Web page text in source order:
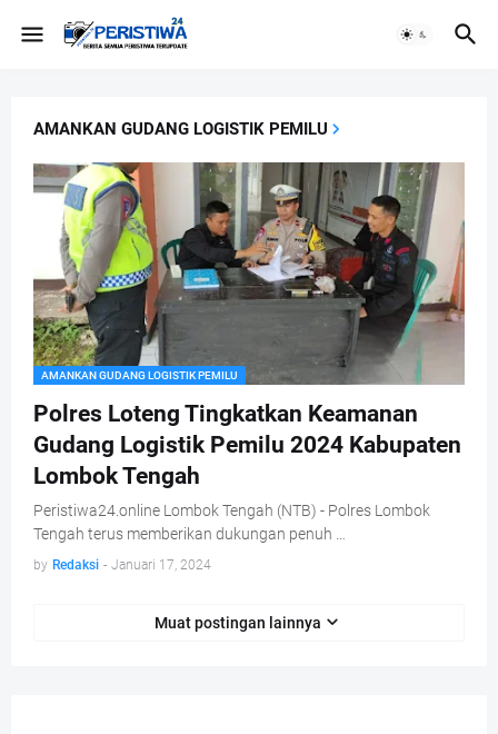
AMANKAN GUDANG LOGISTIK PEMILU
AMANKAN GUDANG LOGISTIK PEMILU
Polres Loteng Tingkatkan Keamanan
Gudang Logistik Pemilu 2024 Kabupaten
Lombok Tengah
Peristiwa24.online Lombok Tengah (NTB) - Polres Lombok
Tengah terus memberikan dukungan penuh …
by Redaksi - Januari 17, 2024
Muat postingan lainnya